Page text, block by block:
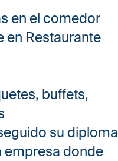
en el comedor
en Restaurante
buffets,
su diploma
empresa donde